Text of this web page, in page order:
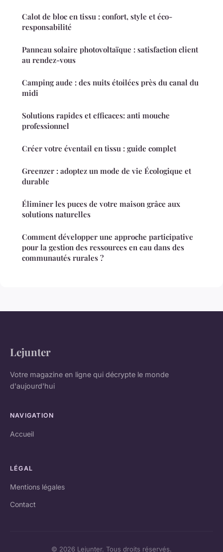
Calot de bloc en tissu : confort, style et éco-
responsabilité
Panneau solaire photovoltaïque : satisfaction client
au rendez-vous
Camping aude : des nuits étoilées près du canal du
midi
Solutions rapides et efficaces: anti mouche
professionnel
Créer votre éventail en tissu : guide complet
Greenzer : adoptez un mode de vie Écologique et
durable
Éliminer les puces de votre maison grâce aux
solutions naturelles
Comment développer une approche participative
pour la gestion des ressources en eau dans des
communautés rurales ?
Lejunter
Votre magazine en ligne qui décrypte le monde
d'aujourd'hui
NAVIGATION
Accueil
LÉGAL
Mentions légales
Contact
© 2026 Lejunter. Tous droits réservés.